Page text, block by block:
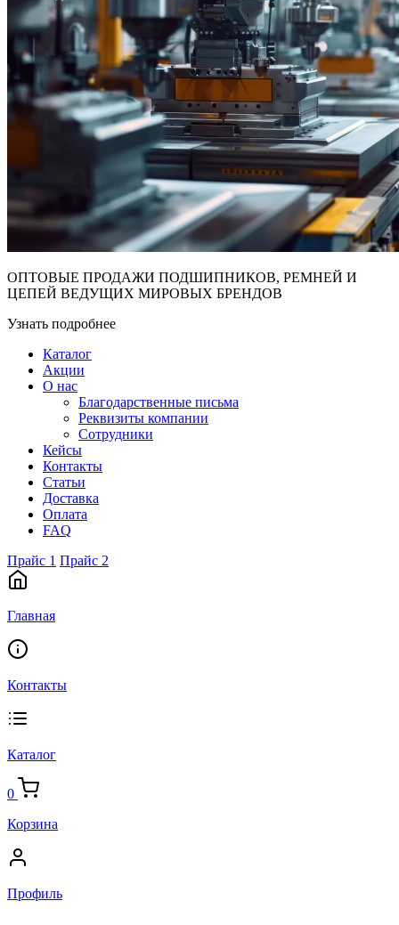
ОПТОВЫЕ ПРОДАЖИ ПОДШИПНИКОВ, РЕМНЕЙ И
ЦЕПЕЙ ВЕДУЩИХ МИРОВЫХ БРЕНДОВ
Узнать подробнее
Каталог
Акции
О нас
Благодарственные письма
Реквизиты компании
Сотрудники
Кейсы
Контакты
Статьи
Доставка
Оплата
FAQ
Прайс 1 Прайс 2
Главная
Контакты
Каталог
0
Корзина
Профиль